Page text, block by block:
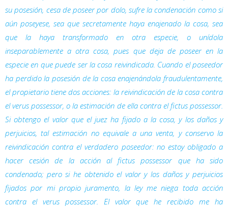
su posesión, cesa de poseer por dolo, sufre la condenación como si
aún poseyese, sea que secretamente haya enajenado la cosa, sea
que la haya transformado en otra especie, o unídola
inseparablemente a otra cosa, pues que deja de poseer en la
especie en que puede ser la cosa reivindicada. Cuando el poseedor
ha perdido la posesión de la cosa enajenándola fraudulentamente,
el propietario tiene dos acciones: la reivindicación de la cosa contra
elverus possessor, o la estimación de ella contra el fictus possessor
Si obtengo el valor que el juez ha fijado a la cosa, y los daños y
perjuicios, tal estimación no equivale a una venta, y conservo la
reivindicación contra el verdadero poseedor: no estoy obligado a
hacer cesión de la acción al fictus possessor que ha sido
condenado; pero si he obtenido el valor y los daños y perjuicios
fijados por mi propio juramento, la ley me niega toda acción
contra el verus possessor. El valor que he recibido me ha